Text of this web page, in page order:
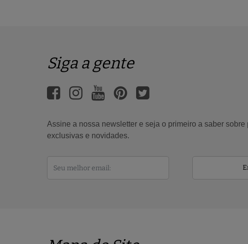
Siga a gente
Assine a nossa newsletter e seja o primeiro a saber sobre
exclusivas e novidades.